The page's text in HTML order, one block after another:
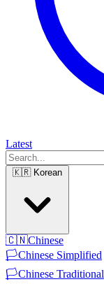
Latest
🇰🇷 Korean
🇨🇳Chinese
🏳️Chinese Simplified
🏳️Chinese Traditional